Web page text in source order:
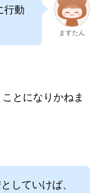
行動
ますたん
とになりかねま
していけば、